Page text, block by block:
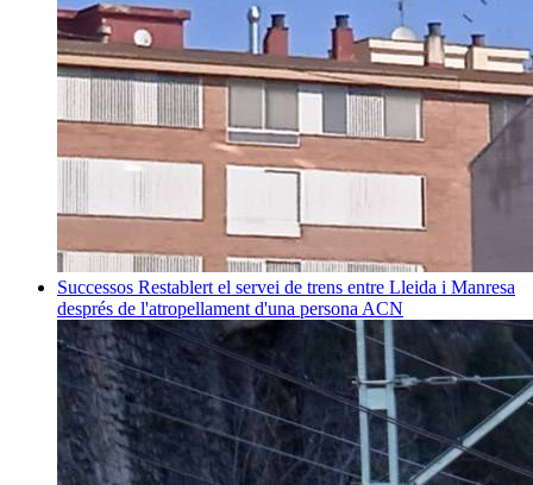
Successos Restablert el servei de trens entre Lleida i Manresa
després de l'atropellament d'una persona ACN